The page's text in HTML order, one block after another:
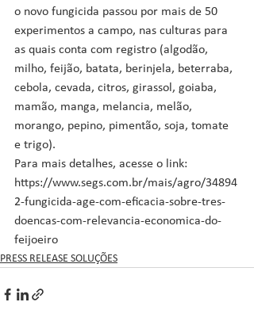
o novo fungicida passou por mais de 50
experimentos a campo, nas culturas para
as quais conta com registro (algodão,
milho, feijão, batata, berinjela, beterraba,
cebola, cevada, citros, girassol, goiaba,
mamão, manga, melancia, melão,
morango, pepino, pimentão, soja, tomate
e trigo).
Para mais detalhes, acesse o link:
https://www.segs.com.br/mais/agro/34894
2-fungicida-age-com-eficacia-sobre-tres-
doencas-com-relevancia-economica-do-
feijoeiro
PRESS RELEASE SOLUÇÕES